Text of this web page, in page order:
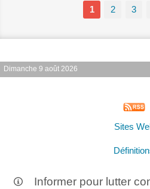
1 2 3
Dimanche 9 août 2026
Sites
Informer pour lutter